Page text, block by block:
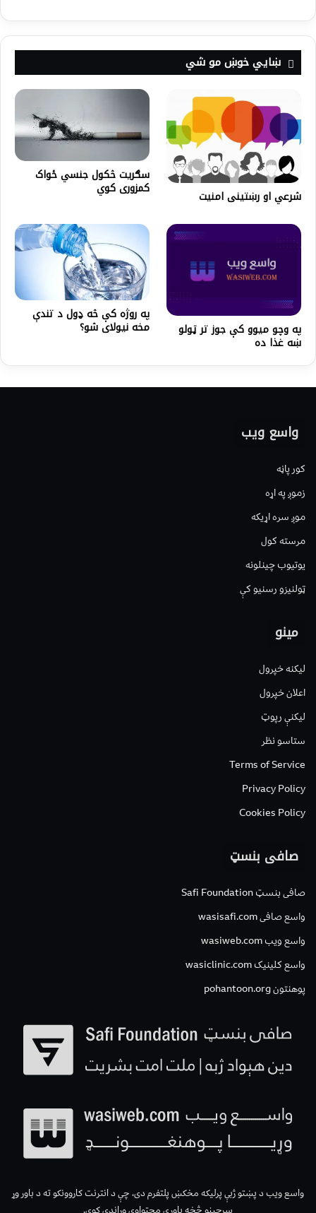
ښايي خوښ مو شي
شرعي او رښتینی امنیت
سګریت څکول جنسي ځواک
کمزوری کوي
په وچو میوو کې جوز تر ټولو
ښه غذا ده
په روژه کې څه ډول د تندې
مخه نيولای شو؟
واسع ویب
کور پاڼه
زموږ په اړه
موږ سره اړیکه
مرسته کول
یوتیوب چینلونه
ټولنیزو رسنیو کې
مینو
لیکنه خپرول
اعلان خپرول
لیکنې رپوټ
ستاسو نظر
Terms of Service
Privacy Policy
Cookies Policy
صافی بنسټ
صافی بنسټ Safi Foundation
واسع صافی wasisafi.com
واسع ویب wasiweb.com
واسع کلینیک wasiclinic.com
پوهنتون pohantoon.org
واسع ویب د پښتو ژبې پرلیکه مخکښ پلتفرم دی، چې د انترنت کاروونکو ته د باور وړ
سرچینو څخه باوري محتواوې وړاندې کوي.